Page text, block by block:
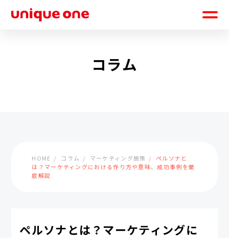
コラム
HOME コラム マーケティング施策
ペルソナと
は？マーケティングにおける作り方や意味、成功事例を徹
底解説
ペルソナとは？マーケティングに